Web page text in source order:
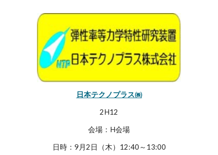
日本テクノプラス㈱
2H12
会場：H会場
日時：9月2日（木）12:40～13:00